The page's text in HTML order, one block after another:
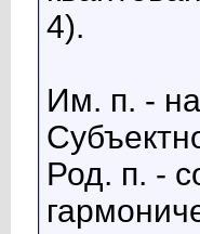
4).
Им. п. -
Род. п. -